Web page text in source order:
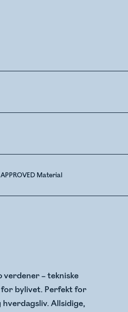
Material
verdener – tekniske
bylivet. Perfekt for
Allsidige,